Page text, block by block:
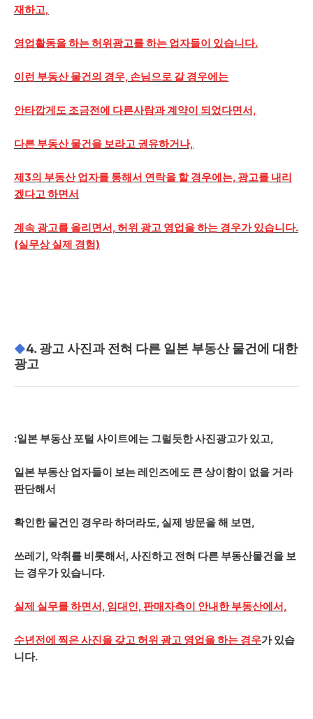
재하고,
영업활동을 하는 허위광고를 하는 업자들이 있습니다.
이런 부동산 물건의 경우, 손님으로 갈 경우에는
안타깝게도 조금전에 다른사람과 계약이 되었다면서,
다른 부동산 물건을 보라고 권유하거나,
제3의 부동산 업자를 통해서 연락을 할 경우에는, 광고를 내리
겠다고 하면서
계속 광고를 올리면서, 허위 광고 영업을 하는 경우가 있습니다.
(실무상 실제 경험)
◆4. 광고 사진과 전혀 다른 일본 부동산 물건에 대한
광고
:일본 부동산 포털 사이트에는 그럴듯한 사진광고가 있고,
일본 부동산 업자들이 보는 레인즈에도 큰 상이함이 없을 거라
판단해서
확인한 물건인 경우라 하더라도, 실제 방문을 해 보면,
쓰레기, 악취를 비롯해서, 사진하고 전혀 다른 부동산물건을 보
는 경우가 있습니다.
실제 실무를 하면서, 임대인, 판매자측이 안내한 부동산에서,
수년전에 찍은 사진을 갖고 허위 광고 영업을 하는 경우가 있습
니다.